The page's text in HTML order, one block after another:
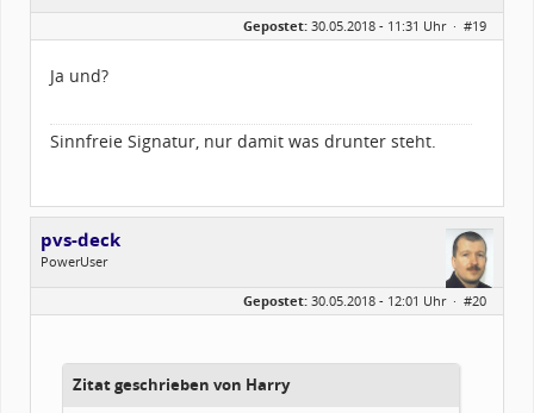
Geschlecht:
zwischen Augsburg und Ulm
Alter:
61
Dabei seit:
Gepostet: 30.05.2018 - 11:31 Uhr · #19
Ja und?
Sinnfreie Signatur, nur damit was drunter steht.
pvs-deck
PowerUser
Beiträge:
1344
Gepostet: 30.05.2018 - 12:01 Uhr · #20
Zitat geschrieben von Harry